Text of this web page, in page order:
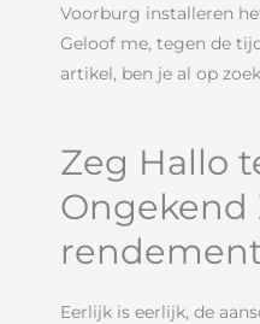
Voorburg installeren
Geloof me, tegen de
artikel, ben je al op
Zeg Hallo
Ongekend
Eerlijk is eerlijk, de